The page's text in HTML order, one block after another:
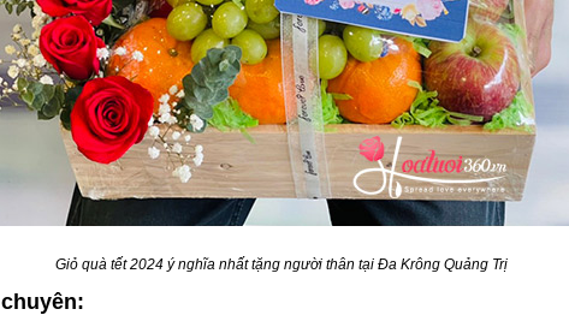
Giỏ quà tết 2024 ý nghĩa nhất tặng người thân tại Đa Krông Quảng Trị
chuyên: